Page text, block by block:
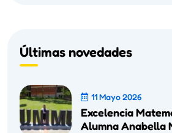
Últimas novedades
11 Mayo 2026
Excelencia
Alumna Anabella